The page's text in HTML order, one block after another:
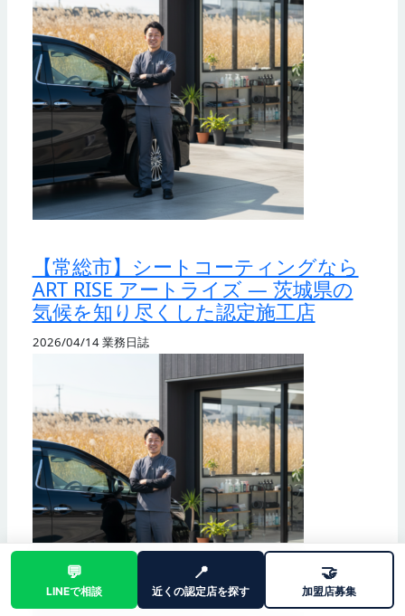
【常総市】シートコーティングなら
ART RISE アートライズ — 茨城県の
気候を知り尽くした認定施工店
2026/04/14業務日誌
💬
LINEで相談
📍
近くの認定店を探す
🤝
加盟店募集